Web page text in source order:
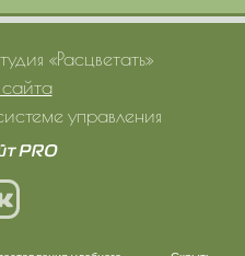
«Расцветать»
управления